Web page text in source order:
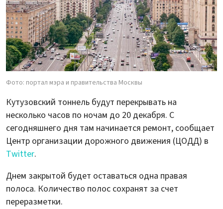
Фото: портал мэра и правительства Москвы
Кутузовский тоннель будут перекрывать на
несколько часов по ночам до 20 декабря. С
сегодняшнего дня там начинается ремонт, сообщает
Центр организации дорожного движения (ЦОДД) в
Twitter.
Днем закрытой будет оставаться одна правая
полоса. Количество полос сохранят за счет
переразметки.